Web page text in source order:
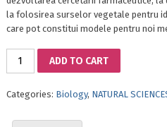
la folosirea surselor vegetale pentru
care pot constitui modele pentru noi
FLAVONOIDS'
POSITIVE
EFFECTS
ADD TO CART
Categories: Biology, NATURAL